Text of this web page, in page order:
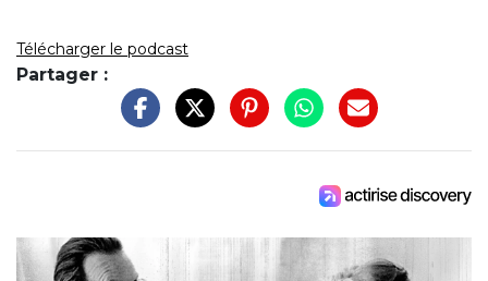
Télécharger le podcast
Partager :